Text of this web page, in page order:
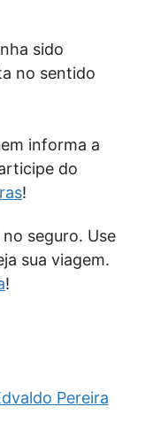
sido
no sentido
informa a
do
!
seguro. Use
sua viagem.
!
Pereira